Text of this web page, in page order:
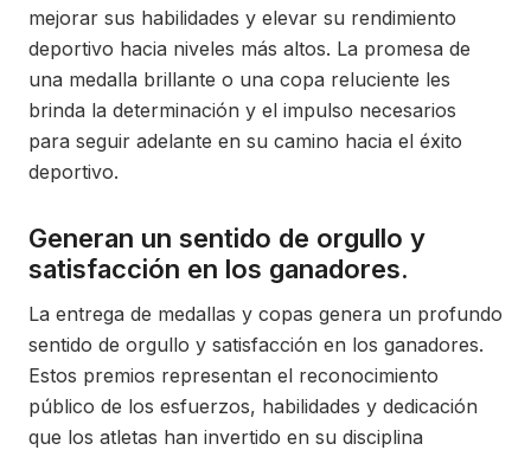
mejorar sus habilidades y elevar su rendimiento
deportivo hacia niveles más altos. La promesa de
una medalla brillante o una copa reluciente les
brinda la determinación y el impulso necesarios
para seguir adelante en su camino hacia el éxito
deportivo.
Generan un sentido de orgullo y
satisfacción en los ganadores.
La entrega de medallas y copas genera un profundo
sentido de orgullo y satisfacción en los ganadores.
Estos premios representan el reconocimiento
público de los esfuerzos, habilidades y dedicación
que los atletas han invertido en su disciplina